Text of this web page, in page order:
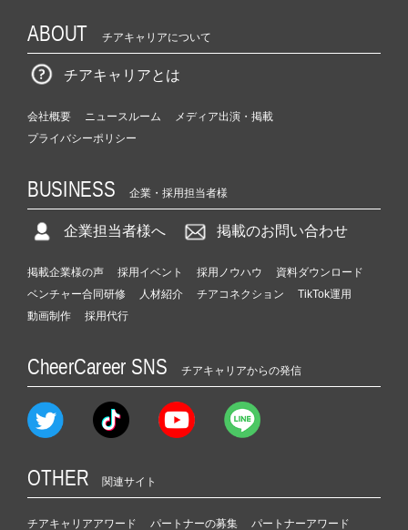
ABOUT チアキャリアについて
チアキャリアとは
会社概要 ニュースルーム
メディア出演・掲載
プライバシーポリシー
BUSINESS 企業・採用担当者様
企業担当者様へ 掲載のお問い合わせ
掲載企業様の声 採用イベント 採用ノウハウ
資料ダウンロード
ベンチャー合同研修
人材紹介 チアコネクション
TikTok運用
動画制作
採用代行
CheerCareer SNS チアキャリアからの発信
OTHER 関連サイト
チアキャリアアワード パートナーの募集 パートナーアワード